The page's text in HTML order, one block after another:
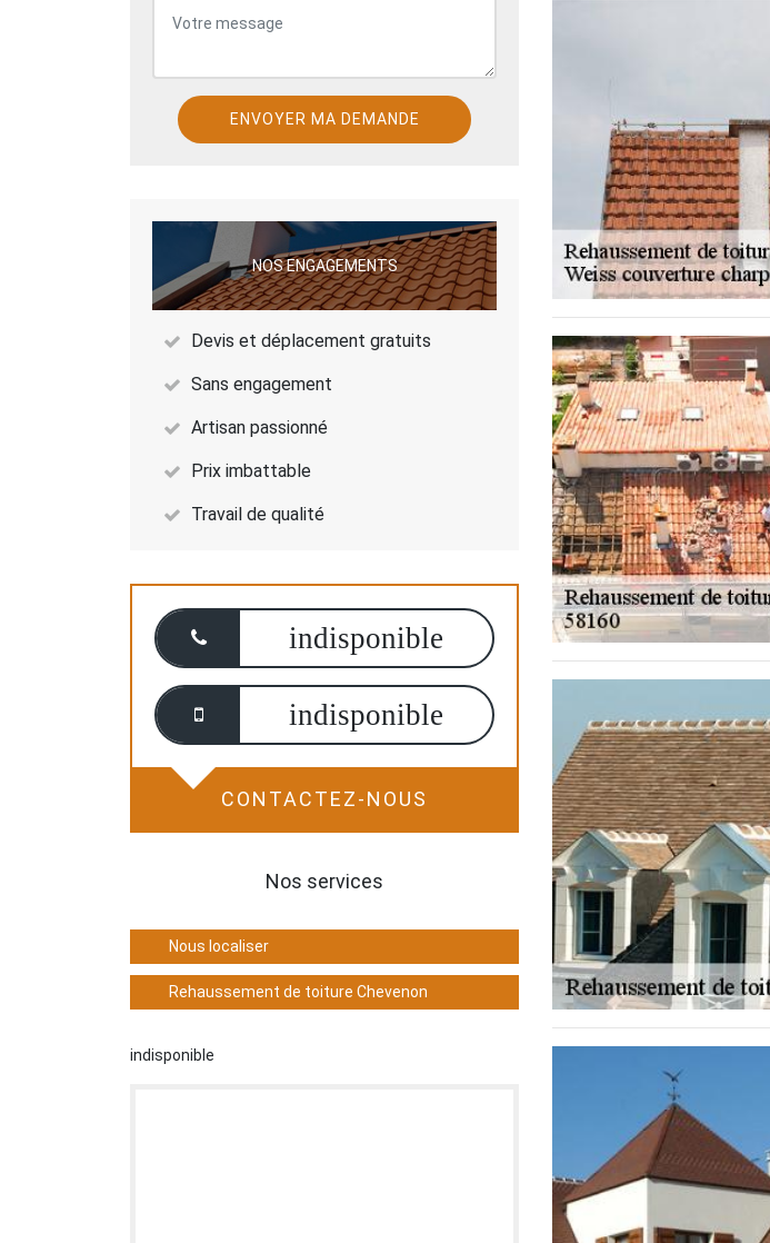
NOS ENGAGEMENTS
Devis et déplacement gratuits
Sans engagement
Artisan passionné
Prix imbattable
Travail de qualité
indisponible
indisponible
CONTACTEZ-NOUS
Nos services
Nous localiser
Rehaussement de toiture Chevenon
indisponible